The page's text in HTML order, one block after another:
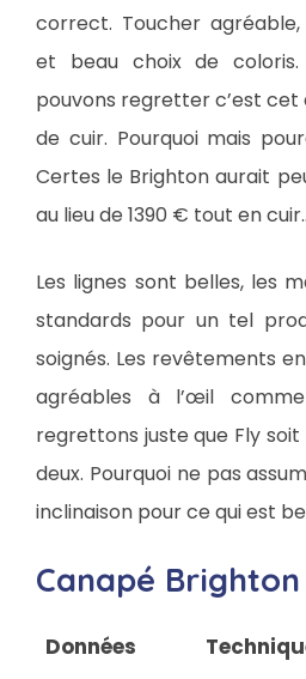
correct. Toucher
et beau choix de
pouvons regretter c’est
de cuir. Pourquoi mais
Certes le Brighton aurait
au lieu de 1390 € tout en
Les lignes sont belles, les
standards pour un tel
soignés. Les revêtements
agréables à l’œil
regrettons juste que Fly soit
deux. Pourquoi ne pas
inclinaison pour ce qui est
Canapé Brighton
Données